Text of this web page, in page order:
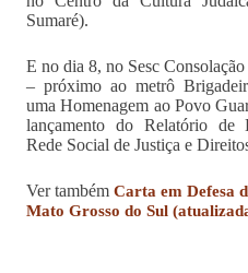
Sumaré).
E no dia 8, no Sesc
– próximo ao metrô
uma Homenagem ao Povo
lançamento do Relatório de
Rede Social de Justiça e
Ver tambémCarta em Defesa
Mato Grosso do Sul